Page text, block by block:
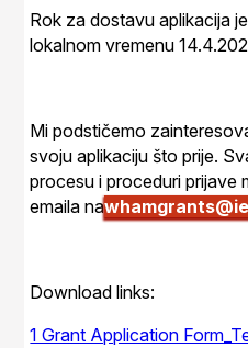
Rok za dostavu aplikacija
lokalnom vremenu
Mi podstičemo
svoju aplikaciju što prije.
procesu i proceduri prijave
emaila na
Download links:
1 Grant Application